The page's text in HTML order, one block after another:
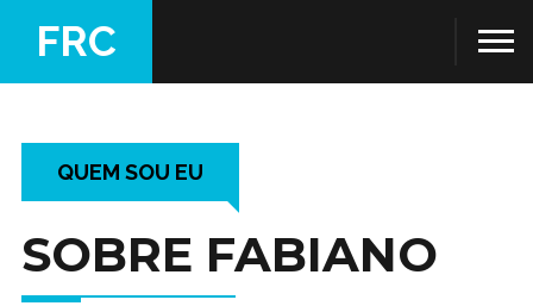
FRC
QUEM SOU EU
SOBRE FABIANO